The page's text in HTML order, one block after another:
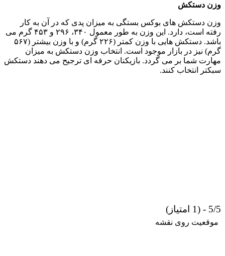
وزن دستکش
وزن دستکش های بوکس بستگی به میزان پدی که در آن به کار
رفته است، دارد. این وزن به طور معمول ۳۴۰، ۲۹۶ و ۴۵۳ گرم می
باشد. دستکش هایی با وزن کمتر (۲۲۶ گرم) و با وزن بیشتر (۵۶۷
گرم) نیز در بازار موجود است. انتخاب وزن دستکش به میزان
مهارت شما بر می گردد. بازیکنان حرفه ای ترجیح می دهند دستکش
سبکتر انتخاب کنند.
5/5 - (1 امتیاز)
موقعیت روی نقشه